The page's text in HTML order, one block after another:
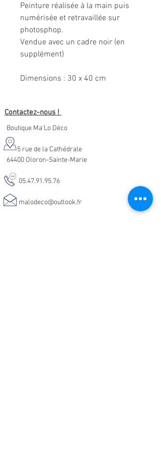
Peinture réalisée à la main puis
numérisée et retravaillée sur
photosphop.
Vendue avec un cadre noir (en
supplément)
Dimensions : 30 x 40 cm
Contactez-nous !
Boutique Ma'Lo Déco
5 rue de la Cathédrale
64400 Oloron-Sainte-Marie
05.47.91.95.76
malodeco@outlook.fr